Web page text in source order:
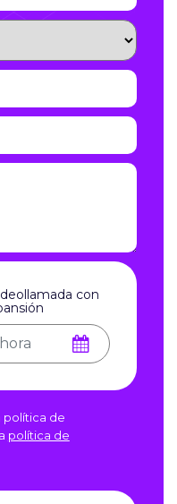
con
política de
política de